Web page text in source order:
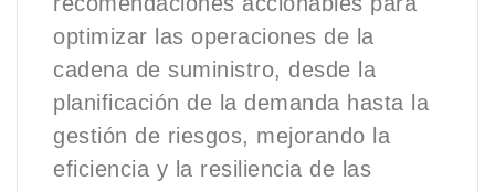
optimizar las operaciones de la
cadena de suministro, desde la
planificación de la demanda hasta la
gestión de riesgos, mejorando la
eficiencia y la resiliencia de las